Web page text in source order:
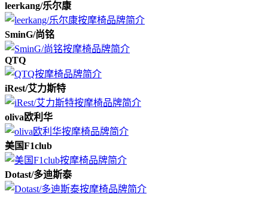
leerkang/乐尔康
SminG/尚铭
QTQ
iRest/艾力斯特
oliva欧利华
美国F1club
Dotast/多迪斯泰